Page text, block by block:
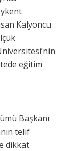
Kalyoncu
eğitim
Başkanı
telif
dikkat